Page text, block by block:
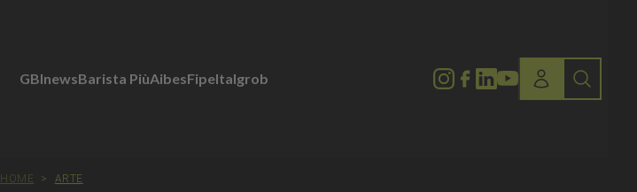
GBInewsBarista PiùAibesFipeItalgrob
HOME > ARTE